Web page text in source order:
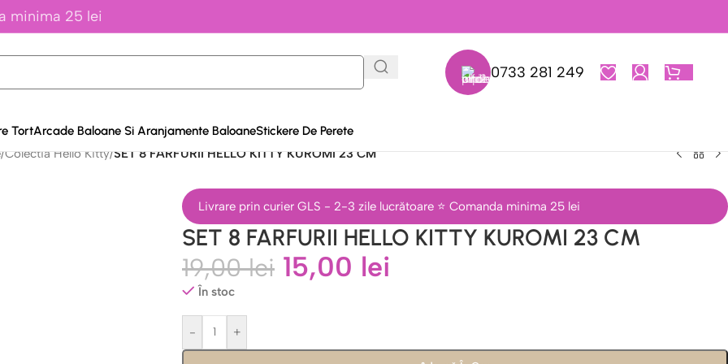
minima 25 lei
0733 281 249
TortArcade Baloane Si Aranjamente BaloaneStickere De Perete
/Colectia Hello Kitty/SET 8 FARFURII HELLO KITTY KUROMI 23 CM
Livrare prin curier GLS - 2-3 zile lucrătoare ⭐ Comanda minima 25 lei
SET 8 FARFURII HELLO KITTY KUROMI 23 CM
19,00lei 15,00 lei
În stoc
- +